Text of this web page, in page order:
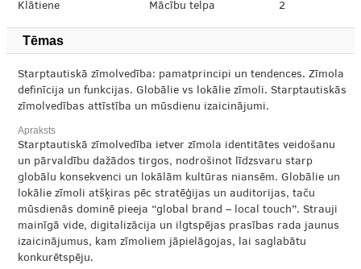
Klātiene Mācību telpa 2
Tēmas
Starptautiskā zīmolvedība: pamatprincipi un tendences. Zīmola
definīcija un funkcijas. Globālie vs lokālie zīmoli. Starptautiskās
zīmolvedības attīstība un mūsdienu izaicinājumi.
Apraksts
Starptautiskā zīmolvedība ietver zīmola identitātes veidošanu
un pārvaldību dažādos tirgos, nodrošinot līdzsvaru starp
globālu konsekvenci un lokālām kultūras niansēm. Globālie un
lokālie zīmoli atšķiras pēc stratēģijas un auditorijas, taču
mūsdienās dominē pieeja “global brand – local touch”. Strauji
mainīgā vide, digitalizācija un ilgtspējas prasības rada jaunus
izaicinājumus, kam zīmoliem jāpielāgojas, lai saglabātu
konkurētspēju.